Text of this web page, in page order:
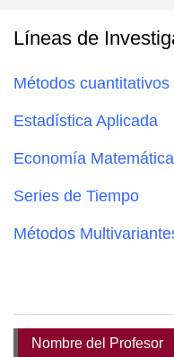
Líneas de
Métodos
Estadística Aplicada
Economía Matemática
Series de Tiempo
Métodos
Nombre del Profesor